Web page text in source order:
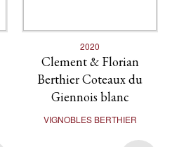
2020
Clement & Florian
Berthier Coteaux du
Giennois blanc
VIGNOBLES BERTHIER